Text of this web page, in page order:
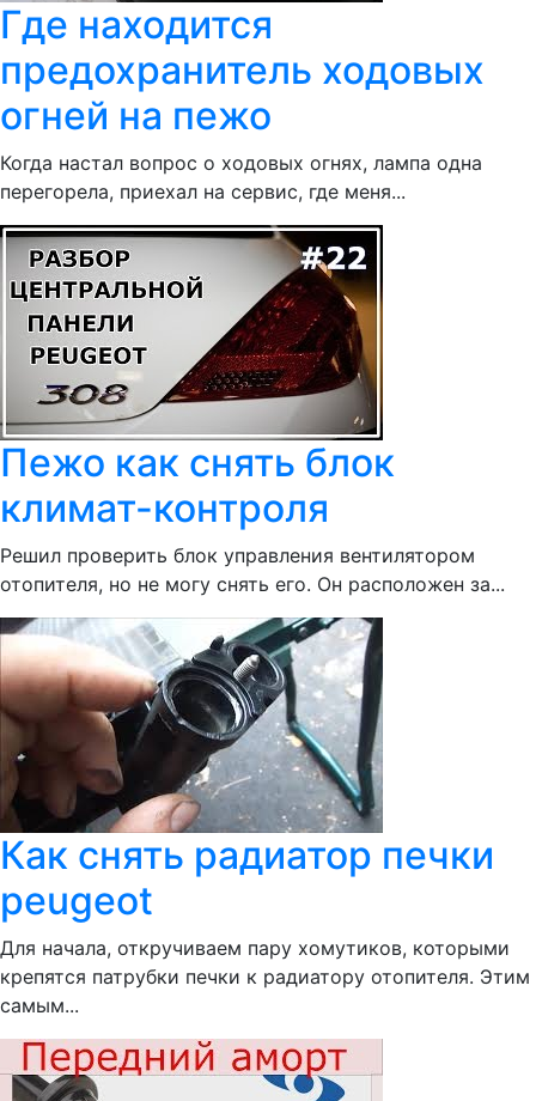
Где находится
предохранитель ходовых
огней на пежо
Когда настал вопрос о ходовых огнях, лампа одна
перегорела, приехал на сервис, где меня...
Пежо как снять блок
климат-контроля
Решил проверить блок управления вентилятором
отопителя, но не могу снять его. Он расположен за...
Как снять радиатор печки
peugeot
Для начала, откручиваем пару хомутиков, которыми
крепятся патрубки печки к радиатору отопителя. Этим
самым...